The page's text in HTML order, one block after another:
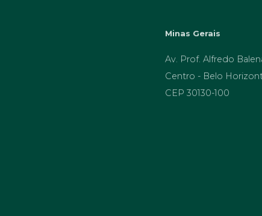
Centro - Belo
CEP 30130-100